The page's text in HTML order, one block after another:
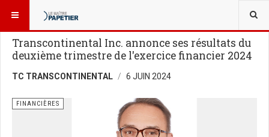
VOUS ÊTES ICI :
Transcontinental Inc. annonce ses résultats du
deuxième trimestre de l'exercice financier 2024
TC TRANSCONTINENTAL 6 JUIN 2024
FINANCIÈRES